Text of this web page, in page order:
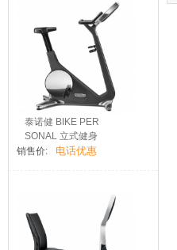
泰诺健 BIKE PER
SONAL 立式健身
车
销售价: 电话优惠